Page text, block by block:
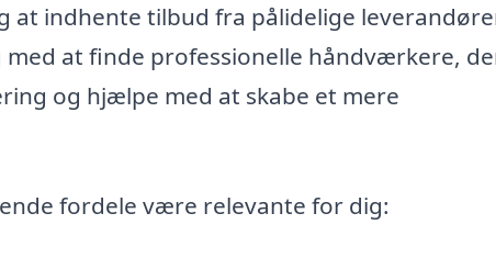
at indhente tilbud fra pålidelige
at finde professionelle håndværkere,
og hjælpe med at skabe et mere
fordele være relevante for dig: